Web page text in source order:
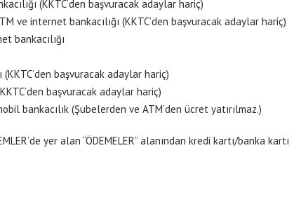
(KKTC’den başvuracak adaylar hariç)
ve internet bankacılığı (KKTC’den başvuracak adaylar hariç)
bankacılığı
(KKTC’den başvuracak adaylar hariç)
başvuracak adaylar hariç)
bankacılık (Şubelerden ve ATM’den ücret yatırılmaz.)
yer alan “ÖDEMELER” alanından kredi kartı/banka kartı